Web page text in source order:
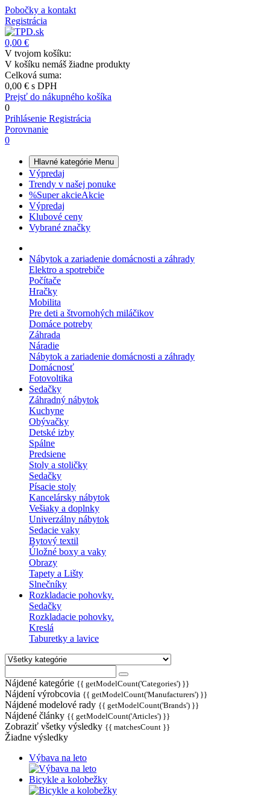
Pobočky a kontakt
Registrácia
0,00 €
V tvojom košíku:
V košíku nemáš žiadne produkty
Celková suma:
0,00 € s DPH
Prejsť do nákupného košíka
0
Prihlásenie Registrácia
Porovnanie
0
Hlavné kategórie Menu
Výpredaj
Trendy v našej ponuke
%Super akcieAkcie
Výpredaj
Klubové ceny
Vybrané značky
Nábytok a zariadenie domácnosti a záhrady
Elektro a spotrebiče
Počítače
Hračky
Mobilita
Pre deti a štvornohých miláčikov
Domáce potreby
Záhrada
Náradie
Nábytok a zariadenie domácnosti a záhrady
Domácnosť
Fotovoltika
Sedačky
Záhradný nábytok
Kuchyne
Obývačky
Detské izby
Spálne
Predsiene
Stoly a stoličky
Sedačky
Písacie stoly
Kancelársky nábytok
Vešiaky a doplnky
Univerzálny nábytok
Sedacie vaky
Bytový textil
Úložné boxy a vaky
Obrazy
Tapety a Lišty
Slnečníky
Rozkladacie pohovky.
Sedačky
Rozkladacie pohovky.
Kreslá
Taburetky a lavice
Nájdené kategórie {{ getModelCount('Categories') }}
Nájdení výrobcovia {{ getModelCount('Manufacturers') }}
Nájdené modelové rady {{ getModelCount('Brands') }}
Nájdené články {{ getModelCount('Articles') }}
Zobraziť všetky výsledky {{ matchesCount }}
Žiadne výsledky
Výbava na leto
Bicykle a kolobežky